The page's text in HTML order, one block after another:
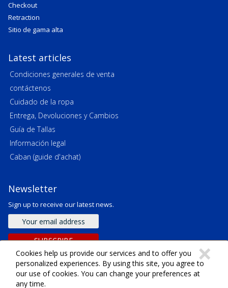
Checkout
Retraction
Sitio de gama alta
Latest articles
Condiciones generales de venta
contáctenos
Cuidado de la ropa
Entrega, Devoluciones y Cambios
Guía de Tallas
Información legal
Caban (guide d'achat)
Newsletter
Sign up to receive our latest news.
Email
address
SUBSCRIBE ×
Cookies help us provide our services and to offer you
personalized experiences. By using this site, you agree to
our use of cookies. You can change your preferences at
any time.